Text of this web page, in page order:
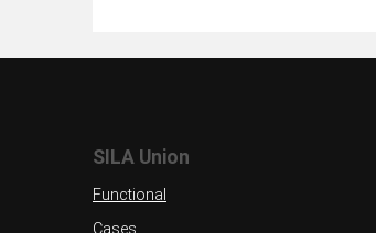
SILA Union
Functional